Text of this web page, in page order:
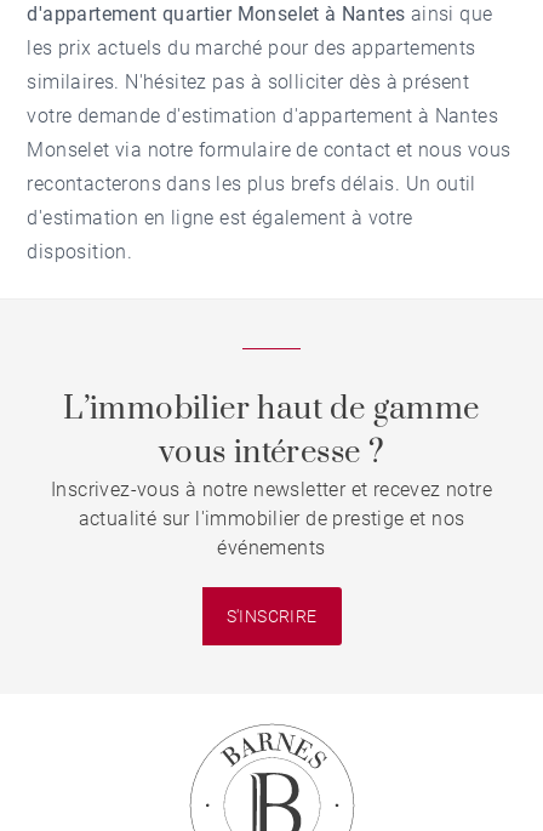
d'appartement quartier Monselet à Nantes ainsi que
les prix actuels du marché pour des appartements
similaires. N'hésitez pas à solliciter dès à présent
votre demande d'estimation d'appartement à Nantes
Monselet via notre formulaire de contact et nous vous
recontacterons dans les plus brefs délais. Un outil
d'estimation en ligne est également à votre
disposition.
L’immobilier haut de gamme
vous intéresse ?
Inscrivez-vous à notre newsletter et recevez notre
actualité sur l'immobilier de prestige et nos
événements
S'INSCRIRE